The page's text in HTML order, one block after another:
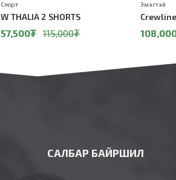
W THALIA 2 SHORTS
Спорт
57,500₮ 115,000₮
Эмэгтэй
САЛБАР БАЙРШИЛ